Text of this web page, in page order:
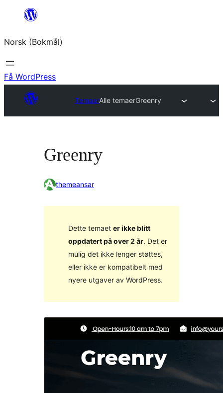
Hopp
innhold
Norsk (Bokmål)
Få WordPress
TemaerAlle temaerGreenry
Greenry
themeansar
Dette temaet er ikke blitt
oppdatert på over 2 år. Det er
mulig det ikke lenger støttes,
eller ikke er kompatibelt med
nyere utgaver av WordPress.